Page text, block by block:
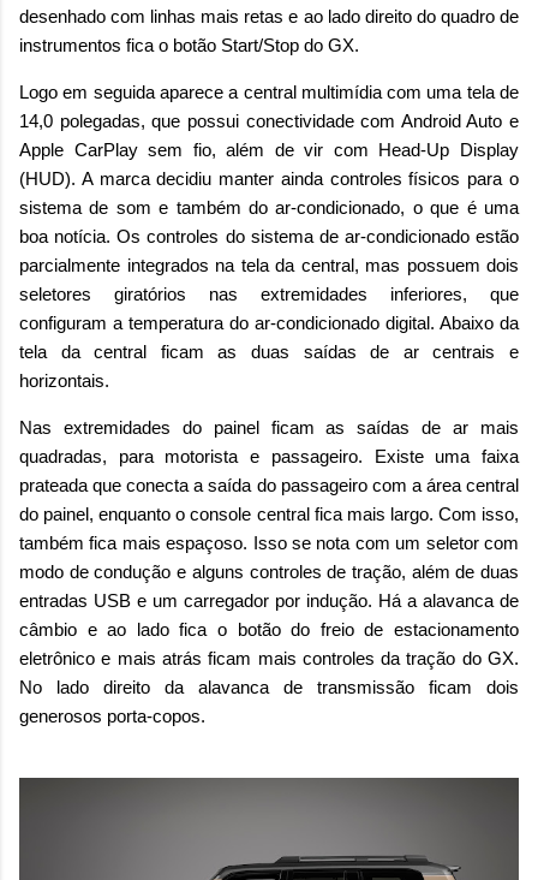
desenhado com linhas mais retas e ao lado direito do quadro de
instrumentos fica o botão Start/Stop do GX.
Logo em seguida aparece a central multimídia com uma tela de
14,0 polegadas, que possui conectividade com Android Auto e
Apple CarPlay sem fio, além de vir com Head-Up Display
(HUD). A marca decidiu manter ainda controles físicos para o
sistema de som e também do ar-condicionado, o que é uma
boa notícia. Os controles do sistema de ar-condicionado estão
parcialmente integrados na tela da central, mas possuem dois
seletores giratórios nas extremidades inferiores, que
configuram a temperatura do ar-condicionado digital. Abaixo da
tela da central ficam as duas saídas de ar centrais e
horizontais.
Nas extremidades do painel ficam as saídas de ar mais
quadradas, para motorista e passageiro. Existe uma faixa
prateada que conecta a saída do passageiro com a área central
do painel, enquanto o console central fica mais largo. Com isso,
também fica mais espaçoso. Isso se nota com um seletor com
modo de condução e alguns controles de tração, além de duas
entradas USB e um carregador por indução. Há a alavanca de
câmbio e ao lado fica o botão do freio de estacionamento
eletrônico e mais atrás ficam mais controles da tração do GX.
No lado direito da alavanca de transmissão ficam dois
generosos porta-copos.